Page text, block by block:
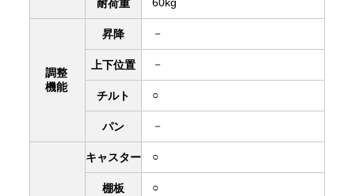
耐荷重 60kg
調整
機能
昇降 －
上下位置 －
チルト ○
パン －
キャスター ○
棚板 ○